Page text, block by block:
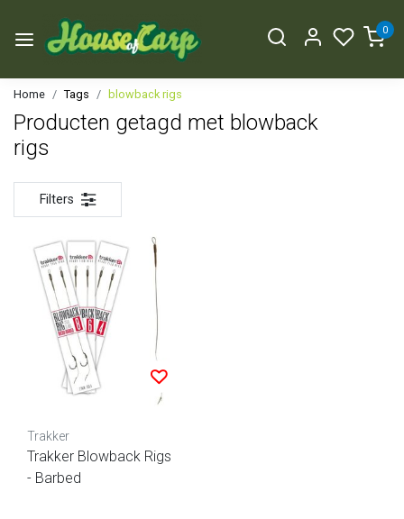
0
Home Tags blowback rigs
Producten getagd met blowback
rigs
Filters
Trakker
Trakker Blowback Rigs
- Barbed